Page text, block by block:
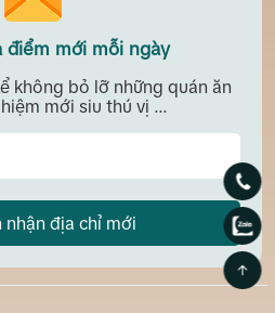
điểm mới mỗi ngày
không bỏ lỡ những quán ăn
mới siu thú vị ...
nhận địa chỉ mới